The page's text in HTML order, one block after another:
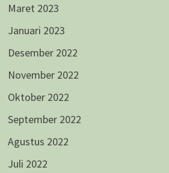
Maret 2023
Januari 2023
Desember 2022
November 2022
Oktober 2022
September 2022
Agustus 2022
Juli 2022